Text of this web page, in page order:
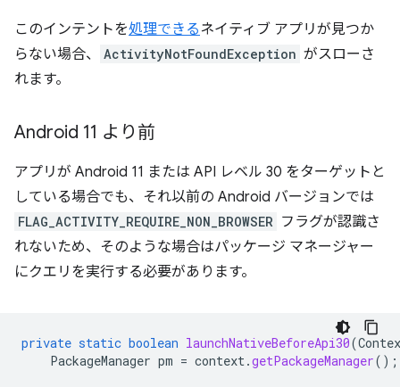
このインテントを処理できる ネイティブ アプリが見つか
らない場合、
ActivityNotFoundException がスローさ
れます。
Android 11 より前
アプリが Android 11 または API レベル 30 をターゲットと
している場合でも、それ以前の Android バージョンでは
FLAG_ACTIVITY_REQUIRE_NON_BROWSER フラグが認識さ
れないため、そのような場合はパッケージ マネージャー
にクエリを実行する必要があります。
private static boolean launchNativeBeforeApi30(
PackageManager pm = context.getPackageManager();